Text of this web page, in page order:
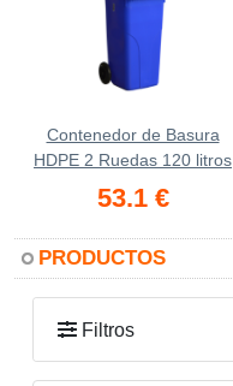
Contenedor de Basura
HDPE 2 Ruedas 120 litros
53.1 €
PRODUCTOS
Filtros